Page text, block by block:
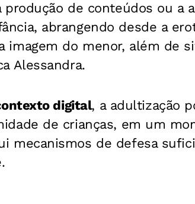
produção de conteúdos ou a
abrangendo desde a
imagem do menor, além de
Alessandra.
digital, a adultização
de crianças, em um
mecanismos de defesa